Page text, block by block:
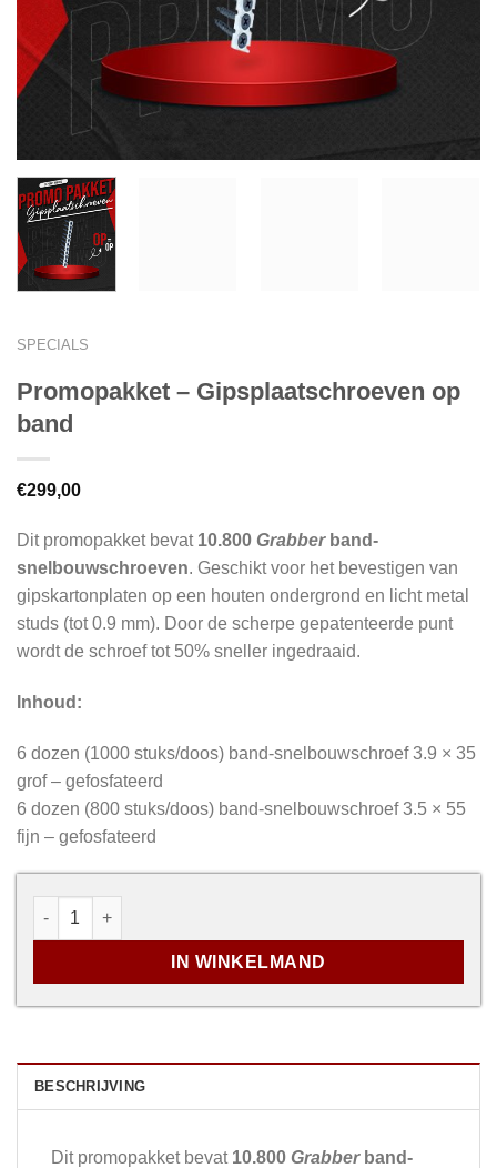
SPECIALS
Promopakket – Gipsplaatschroeven op
band
€299,00
Dit promopakket bevat 10.800 Grabberband-
snelbouwschroeven. Geschikt voor het bevestigen van
gipskartonplaten op een houten ondergrond en licht metal
studs (tot 0.9 mm). Door de scherpe gepatenteerde punt
wordt de schroef tot 50% sneller ingedraaid.
Inhoud:
6 dozen (1000 stuks/doos) band-snelbouwschroef 3.9 × 35
grof – gefosfateerd
6 dozen (800 stuks/doos) band-snelbouwschroef 3.5 × 55
fijn – gefosfateerd
Promopakket - Gipsplaatschroeven op band aantal
IN WINKELMAND
BESCHRIJVING
Dit promopakket bevat 10.800 Grabberband-